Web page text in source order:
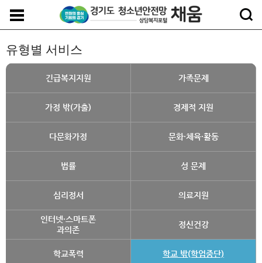
유형별 서비스
긴급복지지원 가족문제
가정 밖(가출) 경제적 지원
다문화가정 문화·체육·활동
법률 성 문제
심리정서 의료지원
인터넷·스마트폰
과의존
정신건강
학교폭력 학교 밖(학업중단)